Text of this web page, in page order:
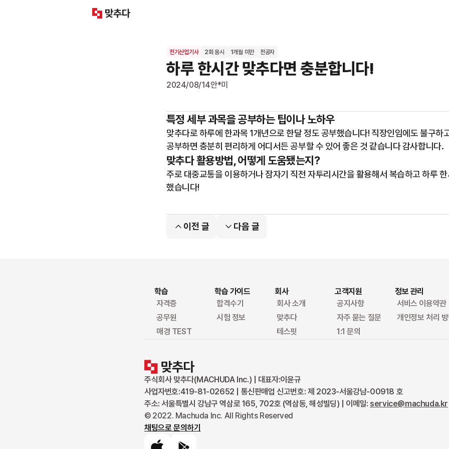
전기산업기사 2회 응시 1개월 미만 전공자
하루 한시간 맞추다면 충분합니다!
2024/08/14안*미
특정 세부 과목을 공부하는 팁이나 노하우
맞추다로 하루에 한과목 1개년으로 한달 정도 공부했습니다! 직장인임에도 불구하
공부하면 충분히 편리하게 어디서든 공부할 수 있어 좋은 것 같습니다 감사합니다.
맞추다 활용방법, 어떻게 도움됐는지?
주로 대중교통을 이용하거나 잠자기 직전 자투리시간을 활용해서 복습하고 하루
했습니다!
이전 글 다음 글
학습
자격증
공무원
매경 TEST
학습 가이드
합격수기
시험 정보
회사
회사 소개
맞추다
테스핏
고객지원
공지사항
자주 묻는 질문
1:1 문의
정보 관리
서비스 이용약관
개인정보 처리 방
주식회사 맞추다(MACHUDA Inc.) | 대표자:이윤규
사업자번호:419-81-02652 | 통신판매업 신고번호: 제 2023-서울강남-00918 호
주소: 서울특별시 강남구 역삼로 165, 702호 (역삼동, 해성빌딩) | 이메일: service@machuda.kr
© 2022. Machuda Inc. All Rights Reserved
채팅으로 문의하기